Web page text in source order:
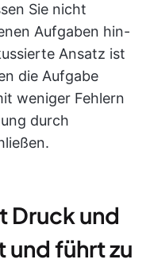
Sie nicht
Aufgaben hin-
Ansatz ist
die Aufgabe
weniger Fehlern
durch
Druck und
führt zu